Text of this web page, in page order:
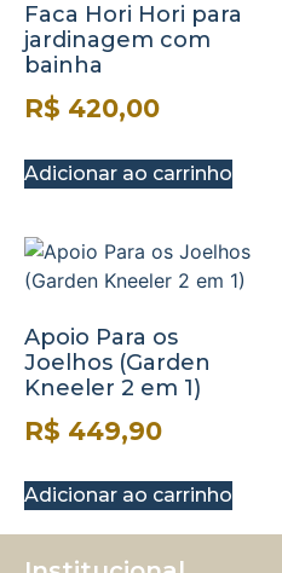
Faca Hori Hori para
jardinagem com
bainha
R$ 420,00
Adicionar ao carrinho
Apoio Para os
Joelhos (Garden
Kneeler 2 em 1)
R$ 449,90
Adicionar ao carrinho